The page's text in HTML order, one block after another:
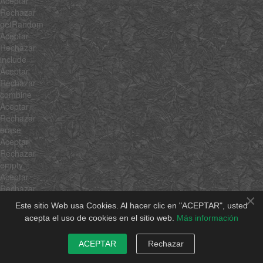
×
Este sitio Web usa Cookies. Al hacer clic en "ACEPTAR", usted
acepta el uso de cookies en el sitio web. Más información
ACEPTAR Rechazar
Rechazar
getRandom
Aceptar
Rechazar
include
Aceptar
Rechazar
combine
Aceptar
Rechazar
erase
Aceptar
Rechazar
empty
Aceptar
Rechazar
flatten
Aceptar
Rechazar